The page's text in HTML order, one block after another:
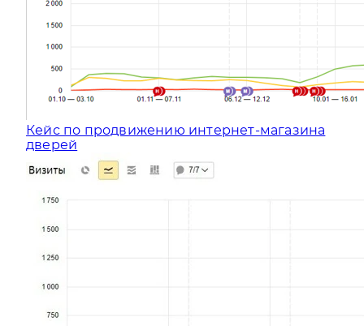
Кейс по продвижению интернет-магазина
дверей